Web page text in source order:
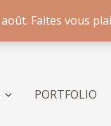
Faites vous
PORTFOLIO